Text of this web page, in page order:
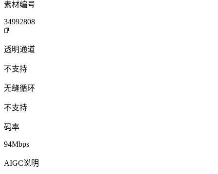
素材编号
34992808
透明通道
不支持
无缝循环
不支持
码率
94Mbps
AIGC说明